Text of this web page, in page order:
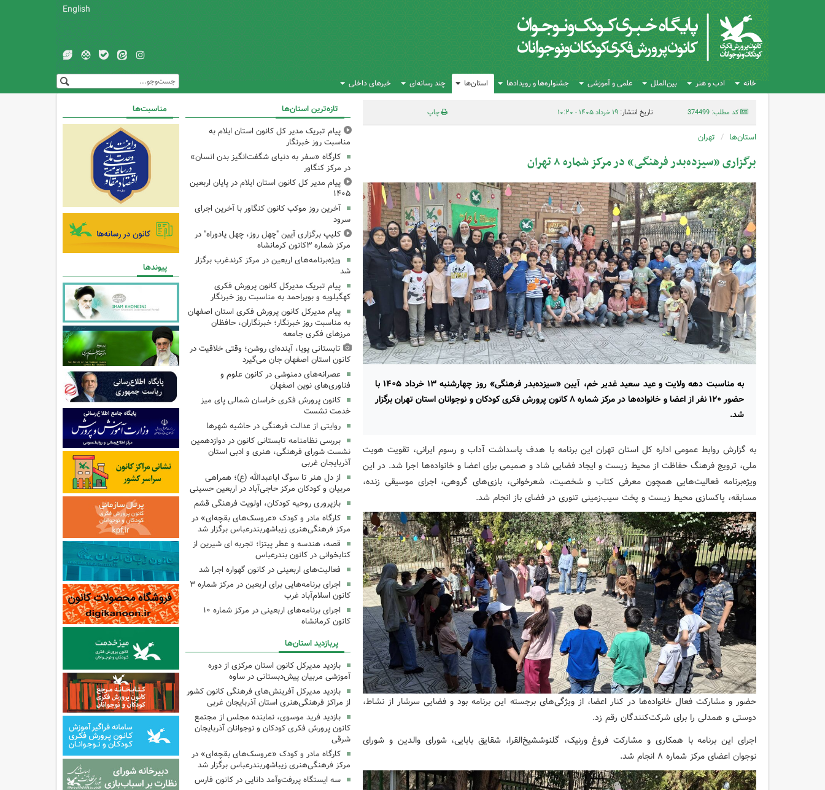
English
خانه ادب و هنر بین‌الملل علمی و آموزشی جشنواره‌ها و رویدادها استان‌ها چند رسانه‌ای خبرهای داخلی
کد مطلب: 374499 تاریخ انتشار:۱۹ خرداد ۱۴۰۵ - ۱۰:۲۰ چاپ
استان‌ها تهران
برگزاری «سیزده‌بدر فرهنگی» در مرکز شماره ۸ تهران
به مناسبت دهه ولایت و عید سعید غدیر خم، آیین «سیزده‌بدر فرهنگی» روز چهارشنبه ۱۳ خرداد ۱۴۰۵ با
حضور ۱۲۰ نفر از اعضا و خانواده‌ها در مرکز شماره ۸ کانون پرورش فکری کودکان و نوجوانان استان تهران برگزار
شد.
به گزارش روابط عمومی اداره کل استان تهران این برنامه با هدف پاسداشت آداب و رسوم ایرانی، تقویت هویت
ملی، ترویج فرهنگ حفاظت از محیط زیست و ایجاد فضایی شاد و صمیمی برای اعضا و خانواده‌ها اجرا شد. در این
ویژه‌برنامه فعالیت‌هایی همچون معرفی کتاب و شخصیت، شعرخوانی، بازی‌های گروهی، اجرای موسیقی زنده،
مسابقه، پاکسازی محیط زیست و پخت سیب‌زمینی تنوری در فضای باز انجام شد.
حضور و مشارکت فعال خانواده‌ها در کنار اعضا، از ویژگی‌های برجسته این برنامه بود و فضایی سرشار از نشاط،
دوستی و همدلی را برای شرکت‌کنندگان رقم زد.
اجرای این برنامه با همکاری و مشارکت فروغ ورنیک، گلنوششیخ‌القرا، شقایق بابایی، شورای والدین و شورای
نوجوان اعضای مرکز شماره ۸ انجام شد.
تازه‌ترین استان‌ها
پیام تبریک مدیر کل کانون استان ایلام به
مناسبت روز خبرنگار
کارگاه «سفر به دنیای شگفت‌انگیز بدن انسان»
در مرکز کنگاور
پیام مدیر کل کانون استان ایلام در پایان اربعین
۱۴۰۵
آخرین روز موکب کانون کنگاور با آخرین اجرای
سرود
کلیپ برگزاری آیین "چهل روز، چهل یادوراه" در
مرکز شماره ۳کانون کرمانشاه
ویژه‌برنامه‌های اربعین در مرکز کرندغرب برگزار
شد
پیام تبریک مدیرکل کانون پرورش فکری
کهگیلویه و بویراحمد به مناسبت روز خبرنگار
پیام مدیرکل کانون پرورش فکری استان اصفهان
به مناسبت روز خبرنگار؛ خبرنگاران، حافظان
مرزهای فکری جامعه
تابستانی پویا، آینده‌ای روشن؛ وقتی خلاقیت در
کانون استان اصفهان جان می‌گیرد
عصرانه‌های دمنوشی در کانون علوم و
فناوری‌های نوین اصفهان
کانون پرورش فکری خراسان شمالی پای میز
خدمت نشست
روایتی از عدالت فرهنگی در حاشیه شهرها
بررسی نظامنامه تابستانی کانون در دوازدهمین
نشست شورای فرهنگی، هنری و ادبی استان
آذربایجان غربی
از دل هنر تا سوگ اباعبدالله (ع)؛ همراهی
مربیان و کودکان مرکز حاجی‌آباد در اربعین حسینی
بازپروری روحیه کودکان، اولویت فرهنگی قشم
کارگاه مادر و کودک «عروسک‌های بقچه‌ای» در
مرکز فرهنگی‌هنری زیباشهربندرعباس برگزار شد
قصه، هندسه و عطر پیتزا؛ تجربه ای شیرین از
کتابخوانی در کانون بندرعباس
فعالیت‌های اربعینی در کانون گهواره اجرا شد
اجرای برنامه‌هایی برای اربعین در مرکز شماره ۳
کانون اسلام‌آباد غرب
اجرای برنامه‌های اربعینی در مرکز شماره ۱۰
کانون کرمانشاه
پربازدید استان‌ها
بازدید مدیرکل کانون استان مرکزی از دوره
آموزشی مربیان پیش‌دبستانی در ساوه
بازدید مدیرکل آفرینش‌های فرهنگی کانون کشور
از مراکز فرهنگی‌هنری استان آذربایجان غربی
بازدید فرید موسوی، نماینده مجلس از مجتمع
کانون پرورش فکری کودکان و نوجوانان آذربایجان
شرقی
کارگاه مادر و کودک «عروسک‌های بقچه‌ای» در
مرکز فرهنگی‌هنری زیباشهربندرعباس برگزار شد
سه ایستگاه پررفت‌وآمد دانایی در کانون فارس
مناسبت‌ها
پیوندها